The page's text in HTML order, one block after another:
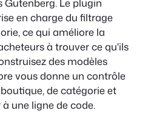
Le plugin
en charge du filtrage
ce qui améliore la
à trouver ce qu'ils
des modèles
vous donne un contrôle
de catégorie et
une ligne de code.